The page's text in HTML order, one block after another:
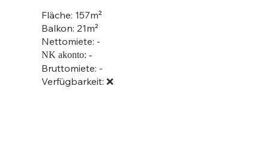
Fläche: 157m²
Balkon: 21m²
Nettomiete: -
NK akonto: -
Bruttomiete: -
Verfügbarkeit: ❌